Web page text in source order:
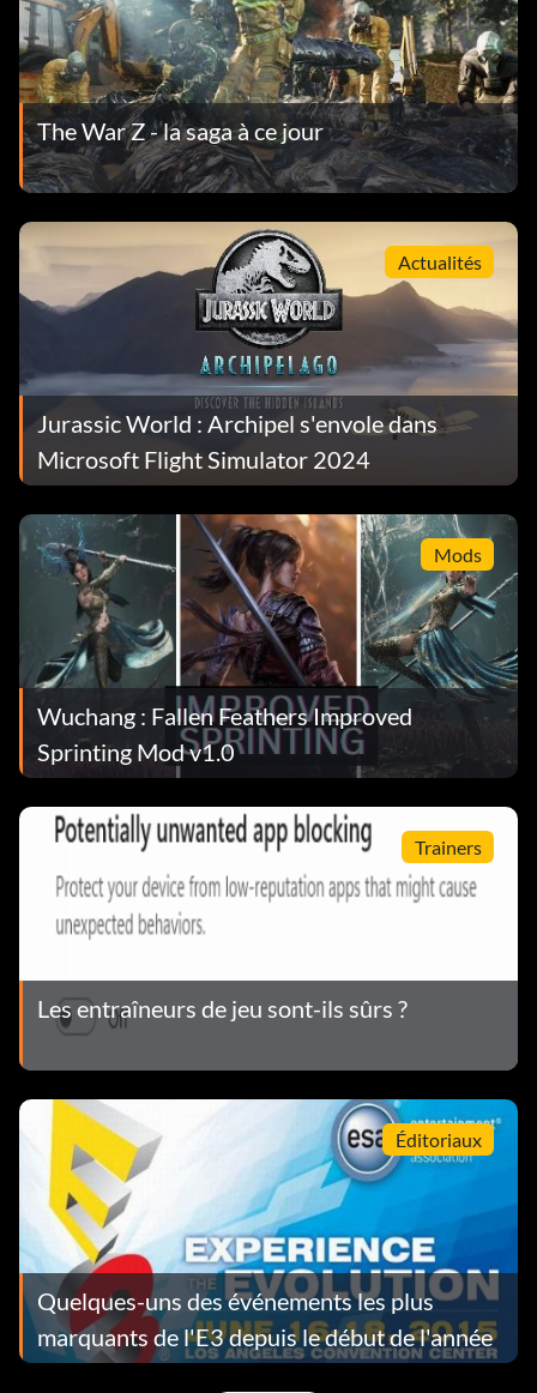
The War Z - la saga à ce jour
Actualités
Jurassic World : Archipel s'envole dans
Microsoft Flight Simulator 2024
Mods
Wuchang : Fallen Feathers Improved
Sprinting Mod v1.0
Trainers
Les entraîneurs de jeu sont-ils sûrs ?
Éditoriaux
Quelques-uns des événements les plus
marquants de l'E3 depuis le début de l'année